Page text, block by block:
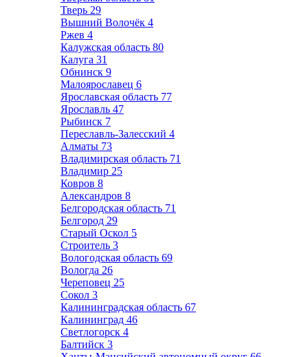
Тверь 29
Вышний Волочёк 4
Ржев 4
Калужская область 80
Калуга 31
Обнинск 9
Малоярославец 6
Ярославская область 77
Ярославль 47
Рыбинск 7
Переславль-Залесский 4
Алматы 73
Владимирская область 71
Владимир 25
Ковров 8
Александров 8
Белгородская область 71
Белгород 29
Старый Оскол 5
Строитель 3
Вологодская область 69
Вологда 26
Череповец 25
Сокол 3
Калининградская область 67
Калининград 46
Светлогорск 4
Балтийск 3